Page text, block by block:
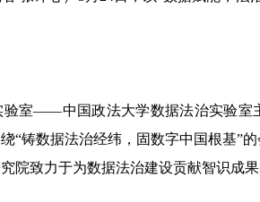
——中国政法大学数据法治实验室
“铸数据法治经纬，固数字中国根基”
院致力于为数据法治建设贡献智识成果